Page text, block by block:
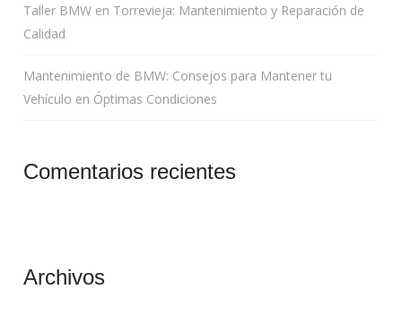
Taller BMW en Torrevieja: Mantenimiento y Reparación de
Calidad
Mantenimiento de BMW: Consejos para Mantener tu
Vehículo en Óptimas Condiciones
Comentarios recientes
Archivos